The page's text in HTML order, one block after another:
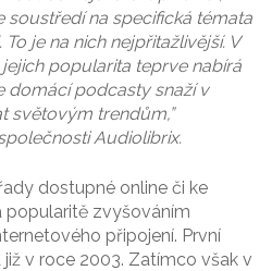
na specifická témata
je na nich nejpřitažlivější. V
popularita teprve nabírá
domácí podcasty snaží v
světovým trendům,”
Audiolibrix.
dostupné online či ke
popularitě zvyšováním
připojení. První
v roce 2003. Zatímco však v